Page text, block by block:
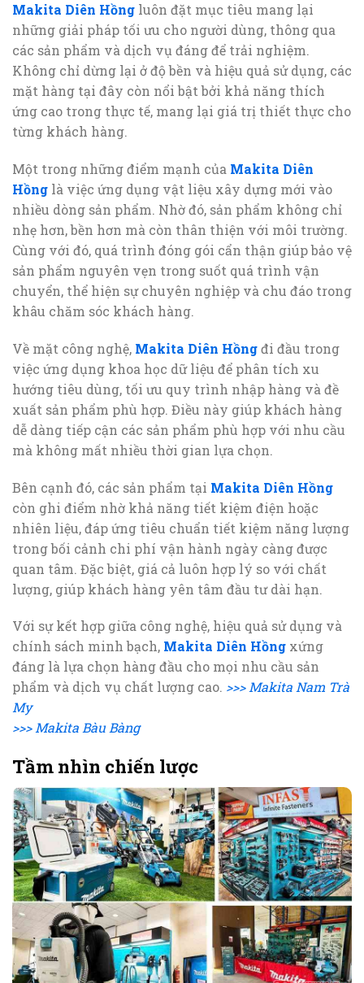
Makita Diên Hồng luôn đặt mục tiêu mang lại
những giải pháp tối ưu cho người dùng, thông qua
các sản phẩm và dịch vụ đáng để trải nghiệm.
Không chỉ dừng lại ở độ bền và hiệu quả sử dụng, các
mặt hàng tại đây còn nổi bật bởi khả năng thích
ứng cao trong thực tế, mang lại giá trị thiết thực cho
từng khách hàng.
Một trong những điểm mạnh của Makita Diên
Hồng là việc ứng dụng vật liệu xây dựng mới vào
nhiều dòng sản phẩm. Nhờ đó, sản phẩm không chỉ
nhẹ hơn, bền hơn mà còn thân thiện với môi trường.
Cùng với đó, quá trình đóng gói cẩn thận giúp bảo vệ
sản phẩm nguyên vẹn trong suốt quá trình vận
chuyển, thể hiện sự chuyên nghiệp và chu đáo trong
khâu chăm sóc khách hàng.
Về mặt công nghệ, Makita Diên Hồngđi đầu trong
việc ứng dụng khoa học dữ liệu để phân tích xu
hướng tiêu dùng, tối ưu quy trình nhập hàng và đề
xuất sản phẩm phù hợp. Điều này giúp khách hàng
dễ dàng tiếp cận các sản phẩm phù hợp với nhu cầu
mà không mất nhiều thời gian lựa chọn.
Bên cạnh đó, các sản phẩm tại Makita Diên Hồng
còn ghi điểm nhờ khả năng tiết kiệm điện hoặc
nhiên liệu, đáp ứng tiêu chuẩn tiết kiệm năng lượng
trong bối cảnh chi phí vận hành ngày càng được
quan tâm. Đặc biệt, giá cả luôn hợp lý so với chất
lượng, giúp khách hàng yên tâm đầu tư dài hạn.
Với sự kết hợp giữa công nghệ, hiệu quả sử dụng và
chính sách minh bạch, Makita Diên Hồng xứng
đáng là lựa chọn hàng đầu cho mọi nhu cầu sản
phẩm và dịch vụ chất lượng cao. >>> Makita Nam Trà
My
>>> Makita Bàu Bàng
Tầm nhìn chiến lược